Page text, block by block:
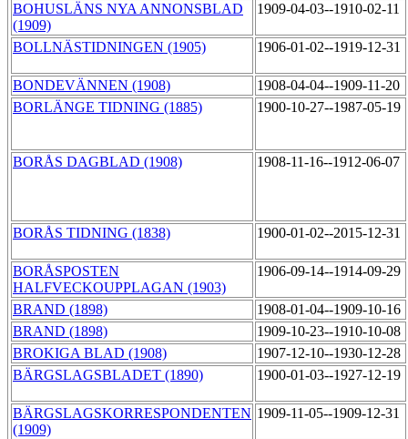
BOHUSLÄNS NYA ANNONSBLAD
(1909)
1909-04-03--1910-02-11
BOLLNÄSTIDNINGEN (1905) 1906-01-02--1919-12-31
BONDEVÄNNEN (1908)
1908-04-04--1909-11-20
BORLÄNGE TIDNING (1885)
1900-10-27--1987-05-19
BORÅS DAGBLAD (1908) 1908-11-16--1912-06-07
BORÅS TIDNING (1838) 1900-01-02--2015-12-31
BORÅSPOSTEN
HALFVECKOUPPLAGAN (1903)
1906-09-14--1914-09-29
BRAND (1898)
1908-01-04--1909-10-16
BRAND (1898)
1909-10-23--1910-10-08
BROKIGA BLAD (1908)
1907-12-10--1930-12-28
BÄRGSLAGSBLADET (1890)
1900-01-03--1927-12-19
BÄRGSLAGSKORRESPONDENTEN
(1909)
1909-11-05--1909-12-31